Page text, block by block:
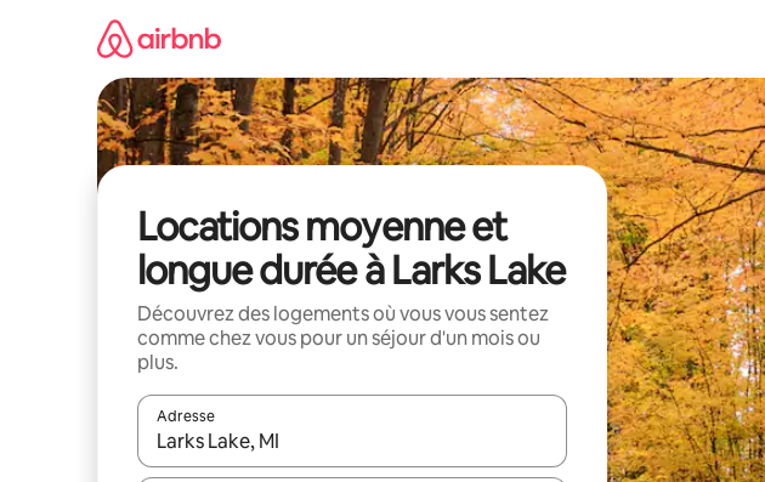
Locations moyenne et
longue durée à Larks Lake
Découvrez des logements où vous vous sentez
comme chez vous pour un séjour d'un mois ou
plus.
Adresse
Lorsque les résultats s'affichent, utilisez les flèches vers le haut et vers le